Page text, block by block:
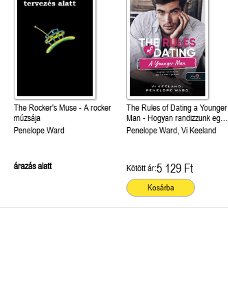
The Rocker's Muse - A rocker
múzsája
Penelope Ward
árazás alatt
The Rules of Dating a Younger
Man - Hogyan randizzunk egy
fiatalabb pasival? (Hogyan
randizzunk? 4.)
Penelope Ward, Vi Keeland
Kötött ár:5 129 Ft
Kosárba